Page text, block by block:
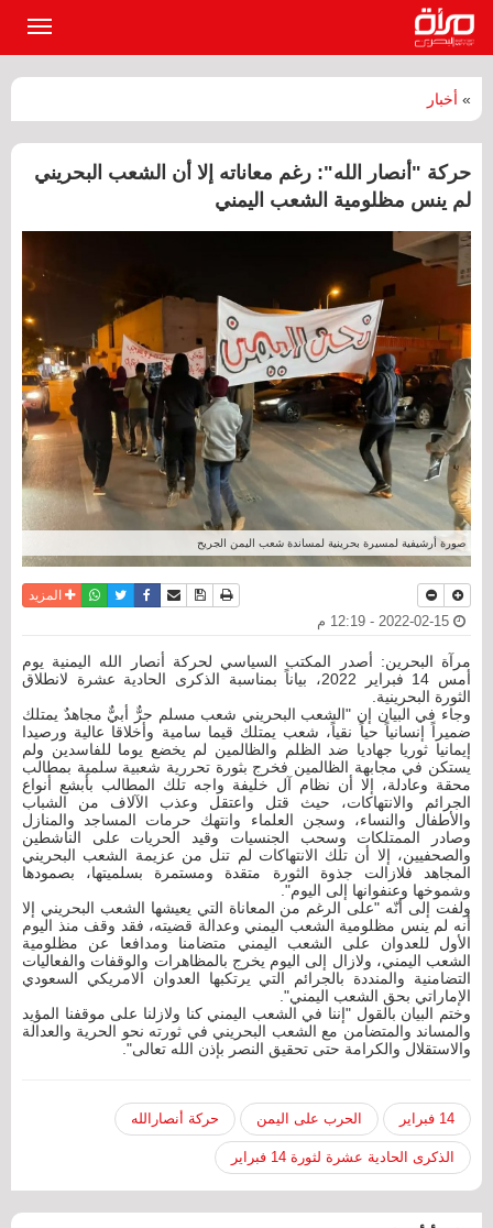
» أخبار
حركة "أنصار الله": رغم معاناته إلا أن الشعب البحريني
لم ينس مظلومية الشعب اليمني
صورة أرشيفية لمسيرة بحرينية لمساندة شعب اليمن الجريح
نسخة للطباعة
حفظ الموضوع
أرسل الى صديق
فيسبوكتويترواتسابالمزيد
مرآة البحرين: أصدر المكتب السياسي لحركة أنصار الله اليمنية يوم
أمس 14 فبراير 2022، بياناً بمناسبة الذكرى الحادية عشرة لانطلاق
الثورة البحرينية.
وجاء في البيان إن "الشعب البحريني شعب مسلم حرٌّ أبيٌّ مجاهدٌ يمتلك
ضميراً إنسانياً حياً نقياً، شعب يمتلك قيما سامية وأخلاقا عالية ورصيدا
إيمانيا ثوريا جهاديا ضد الظلم والظالمين لم يخضع يوما للفاسدين ولم
يستكن في مجابهة الظالمين فخرج بثورة تحررية شعبية سلمية بمطالب
محقة وعادلة، إلا أن نظام آل خليفة واجه تلك المطالب بأبشع أنواع
الجرائم والانتهاكات، حيث قتل واعتقل وعذب الآلاف من الشباب
والأطفال والنساء، وسجن العلماء وانتهك حرمات المساجد والمنازل
وصادر الممتلكات وسحب الجنسيات وقيد الحريات على الناشطين
والصحفيين، إلا أن تلك الانتهاكات لم تنل من عزيمة الشعب البحريني
المجاهد فلازالت جذوة الثورة متقدة ومستمرة بسلميتها، بصمودها
وشموخها وعنفوانها إلى اليوم".
ولفت إلى أنّه "على الرغم من المعاناة التي يعيشها الشعب البحريني إلا
أنه لم ينس مظلومية الشعب اليمني وعدالة قضيته، فقد وقف منذ اليوم
الأول للعدوان على الشعب اليمني متضامنا ومدافعا عن مظلومية
الشعب اليمني، ولازال إلى اليوم يخرج بالمظاهرات والوقفات والفعاليات
التضامنية والمنددة بالجرائم التي يرتكبها العدوان الامريكي السعودي
الإماراتي بحق الشعب اليمني".
وختم البيان بالقول "إننا في الشعب اليمني كنا ولازلنا على موقفنا المؤيد
والمساند والمتضامن مع الشعب البحريني في ثورته نحو الحرية والعدالة
والاستقلال والكرامة حتى تحقيق النصر بإذن الله تعالى".
14 فبراير الحرب على اليمن حركة أنصارالله
الذكرى الحادية عشرة لثورة 14 فبراير